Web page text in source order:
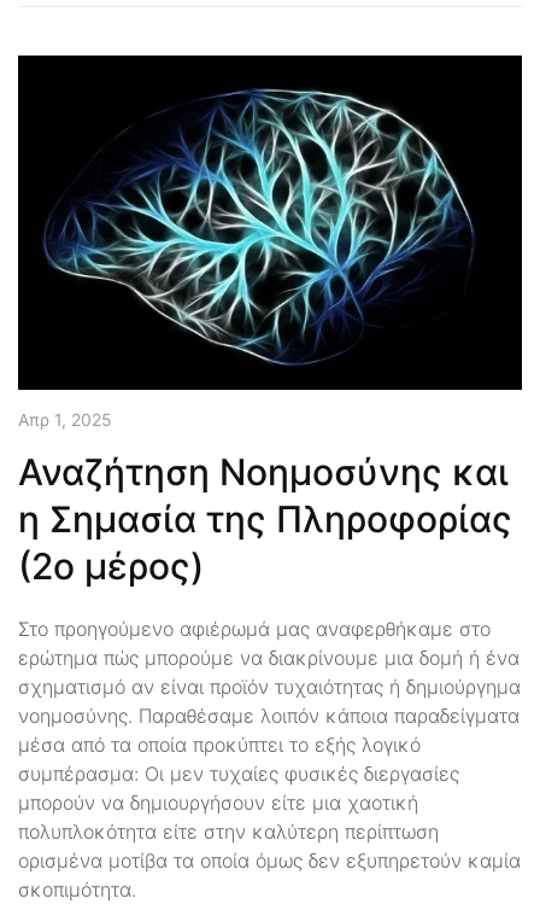
Απρ 1, 2025
Αναζήτηση Νοημοσύνης και
η Σημασία της Πληροφορίας
(2ο μέρος)
Στο προηγούμενο αφιέρωμά μας αναφερθήκαμε στο
ερώτημα πώς μπορούμε να διακρίνουμε μια δομή ή ένα
σχηματισμό αν είναι προϊόν τυχαιότητας ή δημιούργημα
νοημοσύνης. Παραθέσαμε λοιπόν κάποια παραδείγματα
μέσα από τα οποία προκύπτει το εξής λογικό
συμπέρασμα: Οι μεν τυχαίες φυσικές διεργασίες
μπορούν να δημιουργήσουν είτε μια χαοτική
πολυπλοκότητα είτε στην καλύτερη περίπτωση
ορισμένα μοτίβα τα οποία όμως δεν εξυπηρετούν καμία
σκοπιμότητα.